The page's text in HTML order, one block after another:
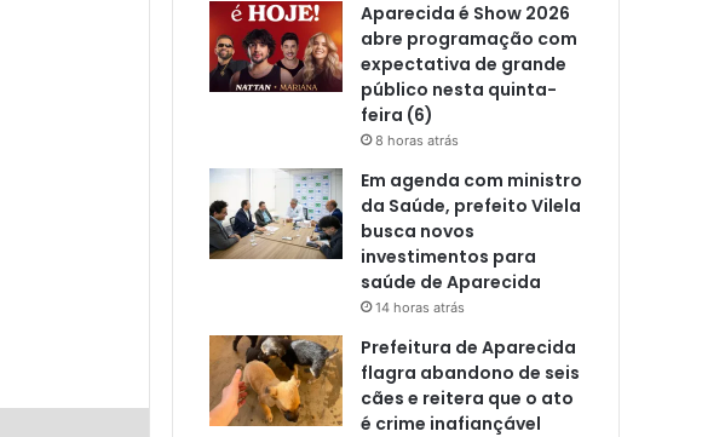
Aparecida é Show 2026
abre programação com
expectativa de grande
público nesta quinta-
feira (6)
8 horas atrás
Em agenda com ministro
da Saúde, prefeito Vilela
busca novos
investimentos para
saúde de Aparecida
14 horas atrás
Prefeitura de Aparecida
flagra abandono de seis
cães e reitera que o ato
é crime inafiançável